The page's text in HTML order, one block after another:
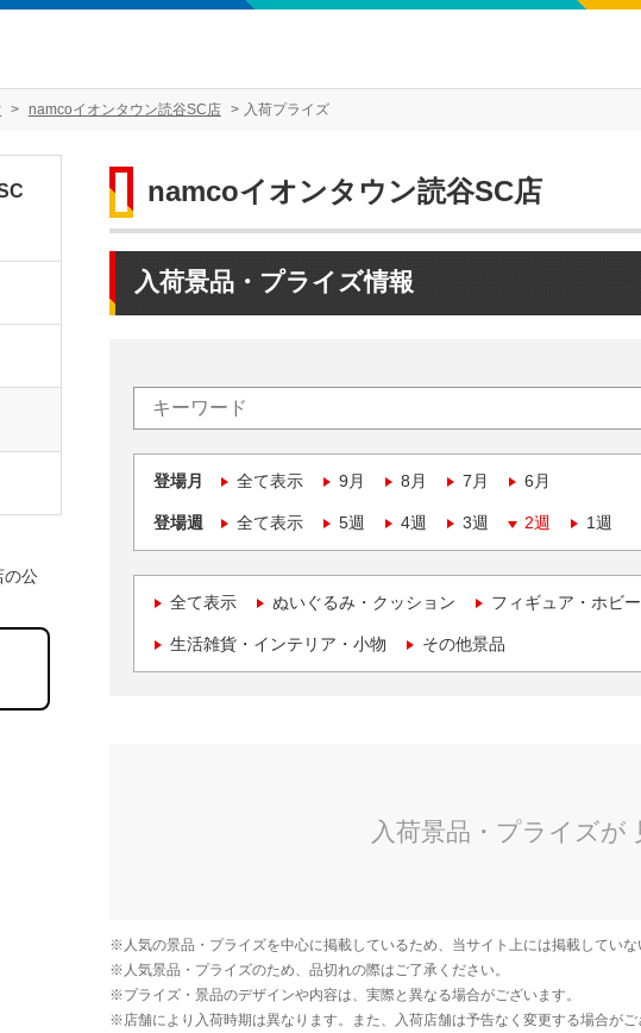
namcoイオンタウン読谷SC店 入荷プライズ
namcoイオンタウン読谷SC店
入荷景品・プライズ情報
登場月 全て表示 9月 8月 7月 6月
登場週 全て表示 5週 4週 3週 2週 1週
全て表示 ぬいぐるみ・クッション フィギュア・ホビー
生活雑貨・インテリア・小物 その他景品
の公